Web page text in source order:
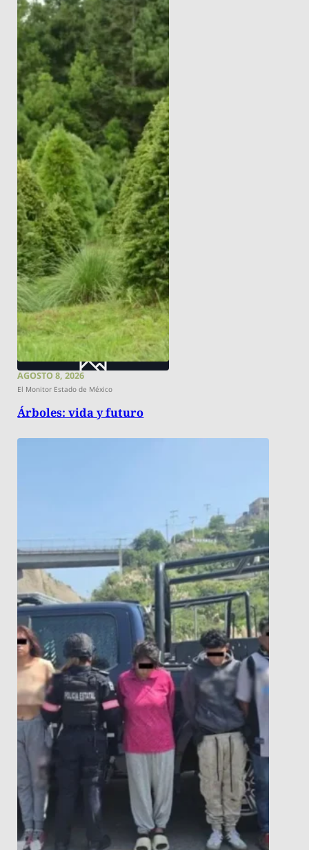
AGOSTO 8, 2026
El Monitor Estado de México
Árboles: vida y futuro